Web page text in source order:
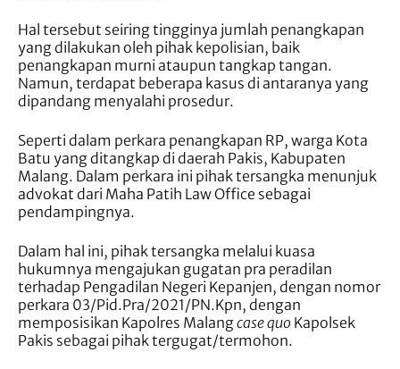
Hal tersebut seiring tingginya jumlah penangkapan
yang dilakukan oleh pihak kepolisian, baik
penangkapan murni ataupun tangkap tangan.
Namun, terdapat beberapa kasus di antaranya yang
dipandang menyalahi prosedur.
Seperti dalam perkara penangkapan RP, warga Kota
Batu yang ditangkap di daerah Pakis, Kabupaten
Malang. Dalam perkara ini pihak tersangka menunjuk
advokat dari Maha Patih Law Office sebagai
pendampingnya.
Dalam hal ini, pihak tersangka melalui kuasa
hukumnya mengajukan gugatan pra peradilan
terhadap Pengadilan Negeri Kepanjen, dengan nomor
perkara 03/Pid.Pra/2021/PN.Kpn, dengan
memposisikan Kapolres Malangcase quo Kapolsek
Pakis sebagai pihak tergugat/termohon.